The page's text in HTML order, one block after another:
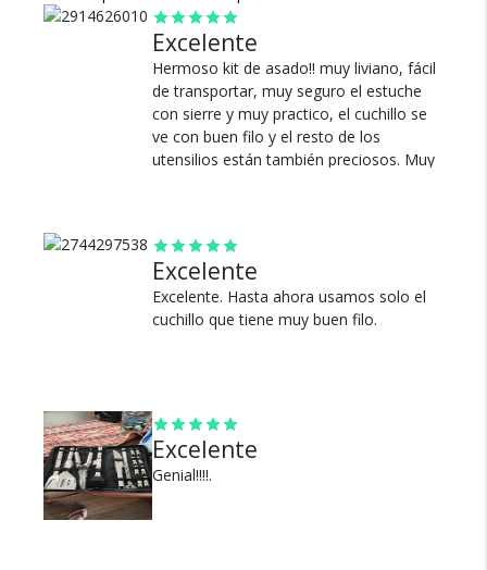
para ofrecer durabilidad y resistencia, garantizando un
rendimiento óptimo y una larga vida útil.
1x Barrido de Condimentos
5x Cuerdas Redondas
8x Agujas de maizExcelente
Hermoso kit de asado!! muy liviano, fácil
de transportar, muy seguro el estuche
con sierre y muy practico, el cuchillo se
ve con buen filo y el resto de los
utensilios están también preciosos. Muy
Ver más
Excelente
Excelente. Hasta ahora usamos solo el
cuchillo que tiene muy buen filo.
Excelente
Genial!!!!.
Cambios y Devoluciones
dinero.
¿Por qué estamos tan
seguros?